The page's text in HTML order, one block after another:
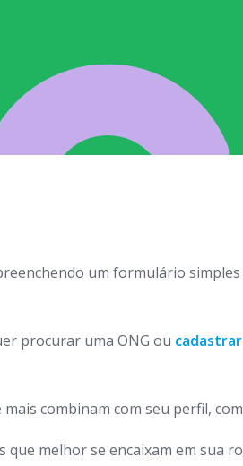
um formulário
procurar uma ONG ou
combinam com seu perfil,
melhor se encaixam em sua